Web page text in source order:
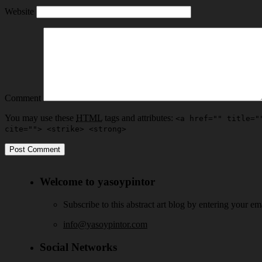
Website
Comment
You may use these HTML tags and attributes: <a href=""
cite=""> <strike> <strong>
Welcome to yasoypintor
Subscribe to this abstract art blog by entering your
info@yasoypintor.com
Social Networks